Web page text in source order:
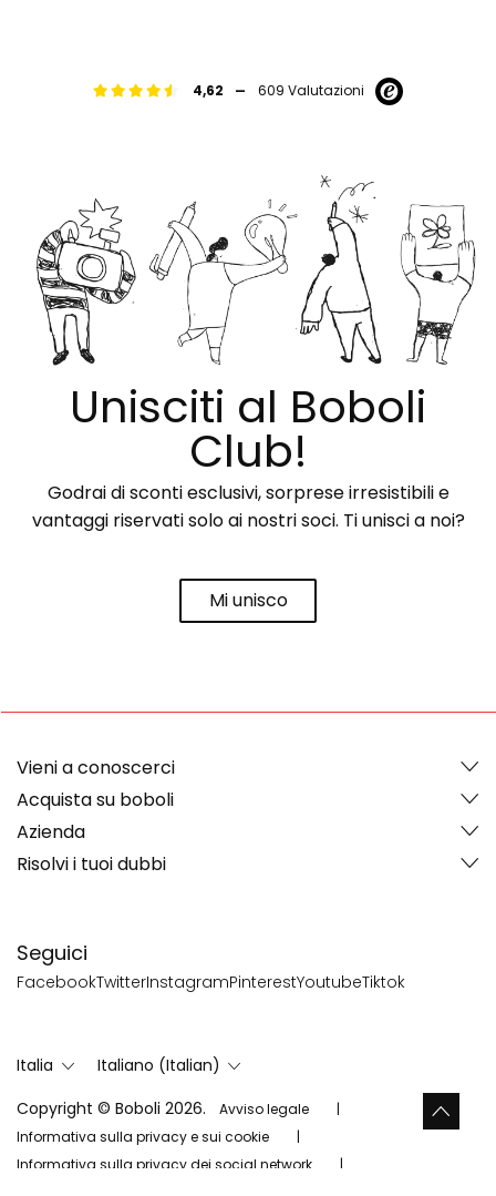
4,62 - 609 Valutazioni
Unisciti al Boboli
Club!
Godrai di sconti esclusivi, sorprese irresistibili e
vantaggi riservati solo ai nostri soci. Ti unisci a noi?
Mi unisco
Seguici
FacebookTwitterInstagramPinterestYoutubeTiktok
Vieni a conoscerci
Acquista su boboli
Azienda
Risolvi i tuoi dubbi
Italia
Italiano (Italian)
Copyright © Boboli 2026.
Avviso legale
Informativa sulla privacy e sui cookie
Informativa sulla privacy dei social network